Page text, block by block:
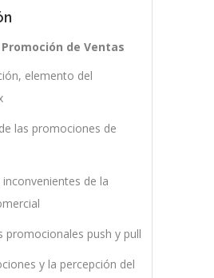
Promoción de Ventas
elemento del
las promociones de
de la
promocionales push y pull
y la percepción del